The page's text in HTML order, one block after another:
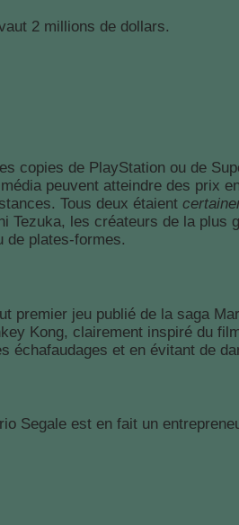
2 millions de dollars.
copies de PlayStation ou de
peuvent atteindre des prix
Tous deux étaient
les créateurs de la plus
de plates-formes.
premier jeu publié de la saga
Kong, clairement inspiré du
échafaudages et en évitant de
Segale est en fait un